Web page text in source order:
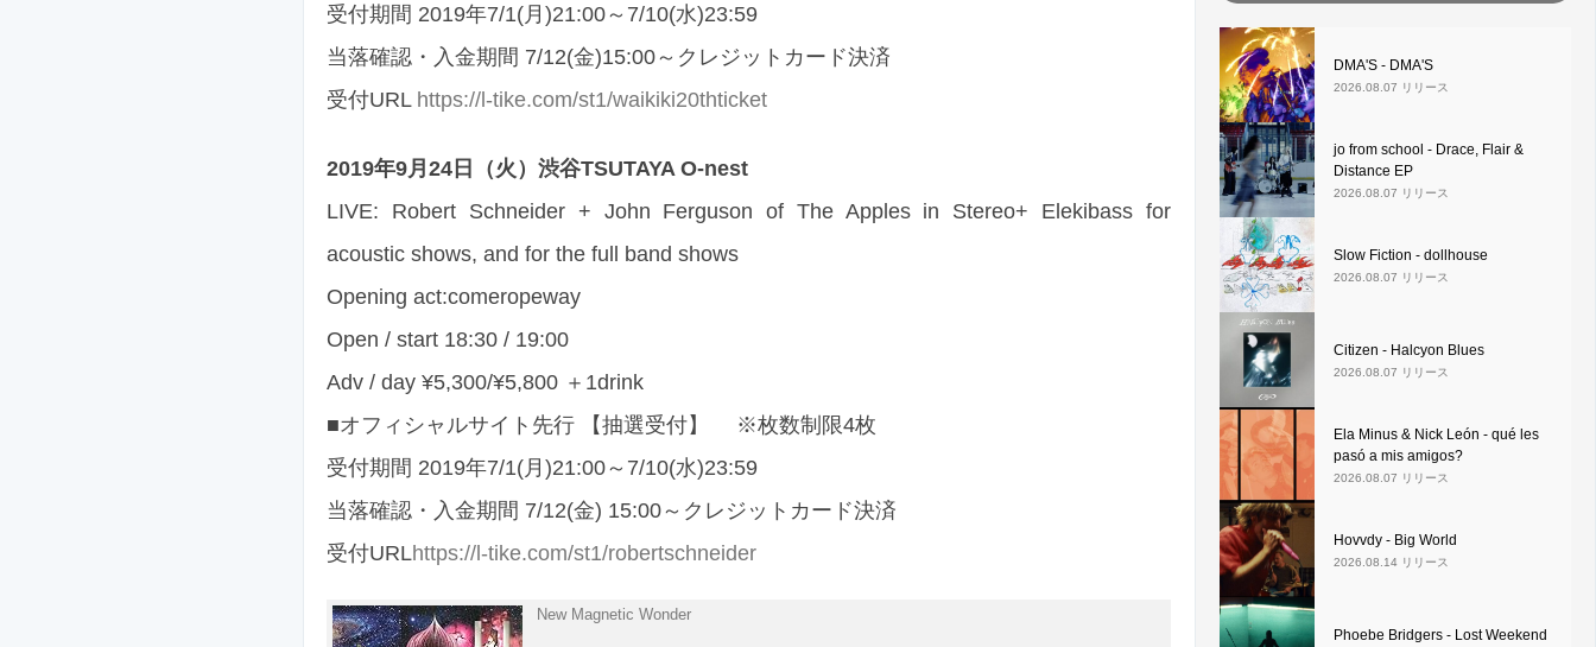
受付期間 2019年7/1(月)21:00～7/10(水)23:59
当落確認・入金期間 7/12(金)15:00～クレジットカード決済
受付URL https://l-tike.com/st1/waikiki20thticket
2019年9月24日（火）渋谷TSUTAYA O-nest
LIVE: Robert Schneider + John Ferguson of The Apples in Stereo+ Elekibass for
acoustic shows, and for the full band shows
Opening act:comeropeway
Open / start 18:30 / 19:00
Adv / day ¥5,300/¥5,800 ＋1drink
■オフィシャルサイト先行 【抽選受付】 ※枚数制限4枚
受付期間 2019年7/1(月)21:00～7/10(水)23:59
当落確認・入金期間 7/12(金) 15:00～クレジットカード決済
受付URLhttps://l-tike.com/st1/robertschneider
New Magnetic Wonder
DMA'S - DMA'S
2026.08.07 リリース
jo from school - Drace, Flair &
Distance EP
2026.08.07 リリース
Slow Fiction - dollhouse
2026.08.07 リリース
Citizen - Halcyon Blues
2026.08.07 リリース
Ela Minus & Nick León - qué les
pasó a mis amigos?
2026.08.07 リリース
Hovvdy - Big World
2026.08.14 リリース
Phoebe Bridgers - Lost Weekend